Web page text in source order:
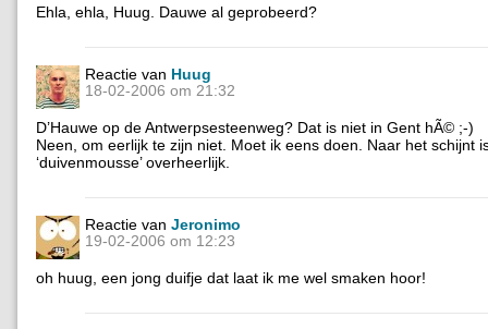
Ehla, ehla, Huug. Dauwe al geprobeerd?
Reactie van Huug
18-02-2006 om 21:32
D’Hauwe op de Antwerpsesteenweg? Dat is niet in Gent hÃ© ;-)
Neen, om eerlijk te zijn niet. Moet ik eens doen. Naar het schijnt
‘duivenmousse’ overheerlijk.
Reactie van Jeronimo
19-02-2006 om 12:23
oh huug, een jong duifje dat laat ik me wel smaken hoor!